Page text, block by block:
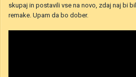
skupaj in postavili vse na novo, zdaj naj bi
remake. Upam da bo dober.